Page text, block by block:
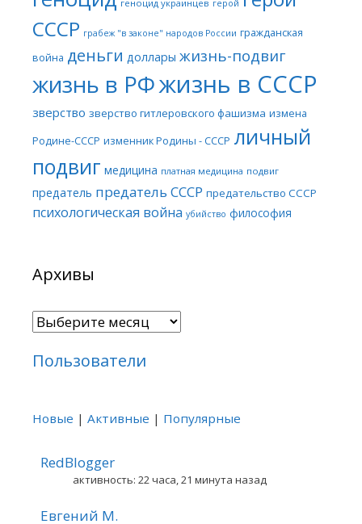
геноцид украинцев герой
СССР грабеж "в законе" народов России гражданская
война деньги доллары жизнь-подвиг
жизнь в РФжизнь в СССР
зверство зверство гитлеровского фашизма измена
Родине-СССР изменник Родины - СССР личный
подвиг медицина платная медицина подвиг
предатель предатель СССР предательство СССР
психологическая война убийство философия
Архивы
Архивы
Пользователи
Новые | Активные | Популярные
RedBlogger
активность: 22 часа, 21 минута назад
Евгений М.